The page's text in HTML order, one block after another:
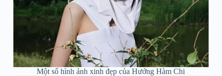
Một số hình ảnh xinh đẹp của Hướng Hàm Chi